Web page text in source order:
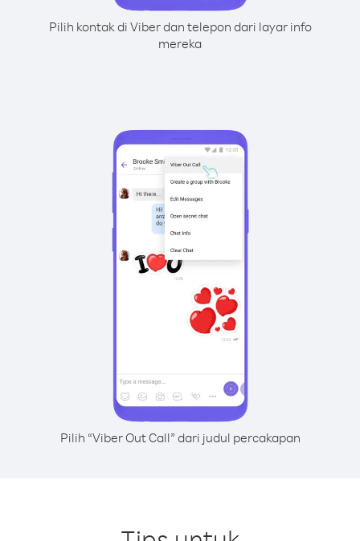
Pilih kontak di Viber dan telepon dari layar info
mereka
Pilih “Viber Out Call” dari judul percakapan